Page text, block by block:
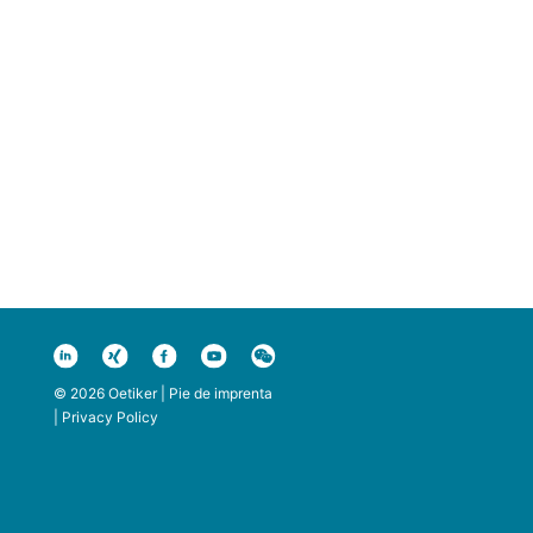
© 2026 Oetiker | Pie de imprenta
Privacy Policy